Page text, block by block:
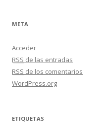
META
Acceder
RSS de las entradas
RSS de los comentarios
WordPress.org
ETIQUETAS